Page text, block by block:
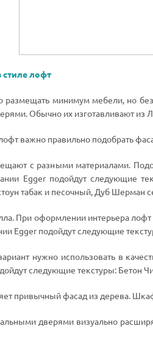
стиле лофт
размещать минимум мебели, но
Обычно их изготавливают
важно правильно подобрать
с разными материалами.
Egger подойдут следующие
табак и песочный, Дуб Шерман
При оформлении интерьера
Egger подойдут следующие
нужно использовать в
следующие текстуры: Бетон
привычный фасад из дерева.
дверями визуально